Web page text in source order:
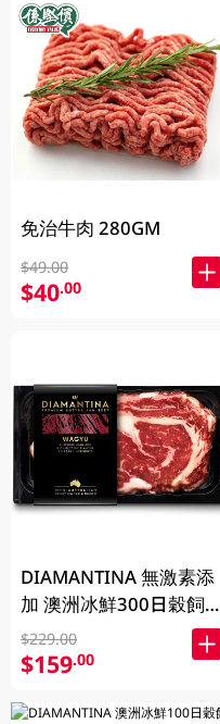
免治牛肉 280GM
$49.00
$40.00
DIAMANTINA 無激素添
加 澳洲冰鮮300日穀飼和
牛肉眼扒SB4+ 200克
$229.00
$159.00